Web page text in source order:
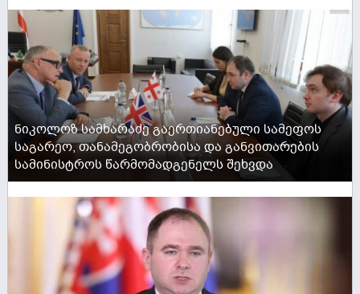
ნიკოლოზ სამხარაძე გაერთიანებული სამეფოს
საგარეო, თანამეგობრობისა და განვითარების
სამინისტროს წარმომადგენელს შეხვდა